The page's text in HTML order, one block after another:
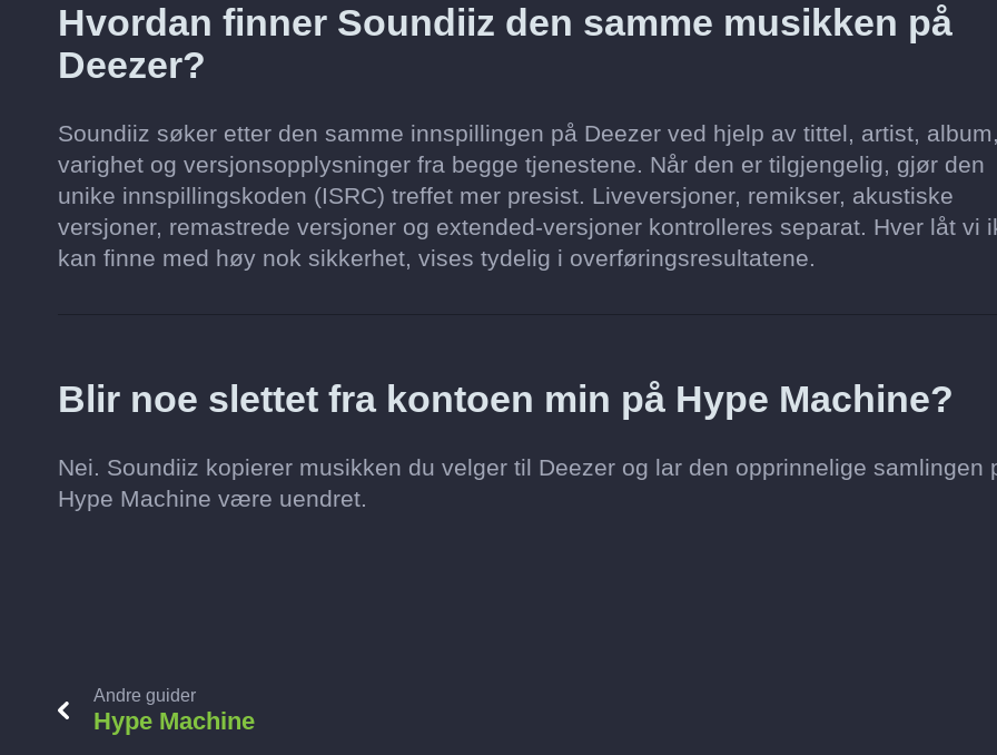
Hvordan finner Soundiiz den samme musikken på
Deezer?
Soundiiz søker etter den samme innspillingen på Deezer ved hjelp av tittel, artist, album,
varighet og versjonsopplysninger fra begge tjenestene. Når den er tilgjengelig, gjør den
unike innspillingskoden (ISRC) treffet mer presist. Liveversjoner, remikser, akustiske
versjoner, remastrede versjoner og extended-versjoner kontrolleres separat. Hver låt vi
kan finne med høy nok sikkerhet, vises tydelig i overføringsresultatene.
Blir noe slettet fra kontoen min på Hype Machine?
Nei. Soundiiz kopierer musikken du velger til Deezer og lar den opprinnelige samlingen
Hype Machine være uendret.
Andre guider
Hype Machine